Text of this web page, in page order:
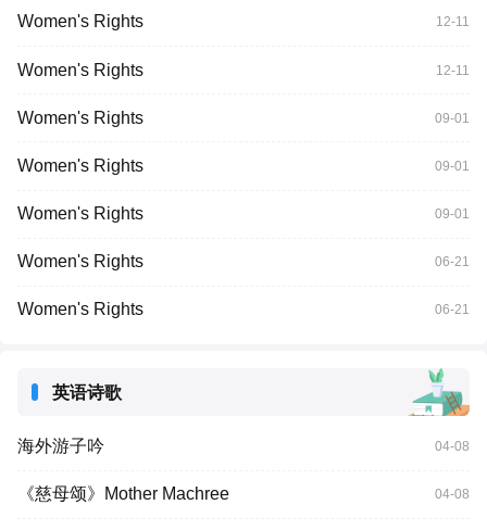
Women's Rights 12-11
Women's Rights 12-11
Women's Rights 09-01
Women's Rights 09-01
Women's Rights 09-01
Women's Rights 06-21
Women's Rights 06-21
英语诗歌
海外游子吟 04-08
《慈母颂》Mother Machree 04-08